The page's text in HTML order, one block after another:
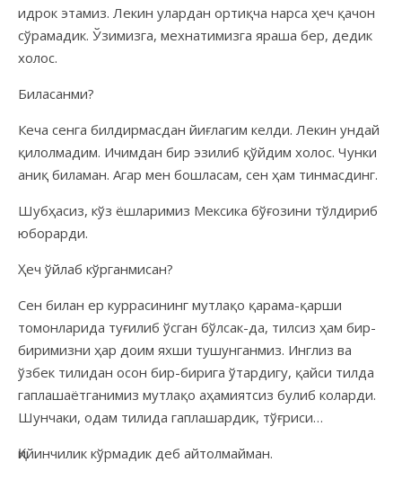
идрок этамиз. Лекин улардан ортиқча нарса ҳеч қачон
сўрамадик. Ўзимизга, мехнатимизга яраша бер, дедик
холос.
Биласанми?
Кеча сенга билдирмасдан йиғлагим келди. Лекин ундай
қилолмадим. Ичимдан бир эзилиб қўйдим холос. Чунки
аниқ биламан. Агар мен бошласам, сен ҳам тинмасдинг.
Шубҳасиз, кўз ёшларимиз Мексика бўғозини тўлдириб
юборарди.
Ҳеч ўйлаб кўрганмисан?
Сен билан ер куррасининг мутлақо қарама-қарши
томонларида туғилиб ўсган бўлсак-да, тилсиз ҳам бир-
биримизни ҳар доим яхши тушунганмиз. Инглиз ва
ўзбек тилидан осон бир-бирига ўтардигу, қайси тилда
гаплашаётганимиз мутлақо аҳамиятсиз булиб коларди.
Шунчаки, одам тилида гаплашардик, тўғриси…
Қийинчилик кўрмадик деб айтолмайман.